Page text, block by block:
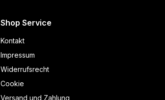
Shop Service
Kontakt
Impressum
Widerrufsrecht
Cookie
Versand und Zahlung